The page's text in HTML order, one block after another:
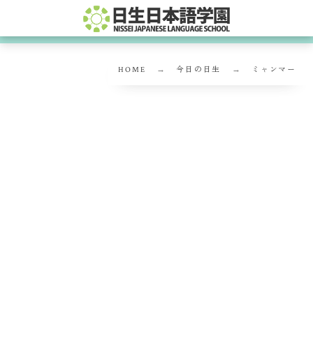
HOME 今日の日生 ミャンマー